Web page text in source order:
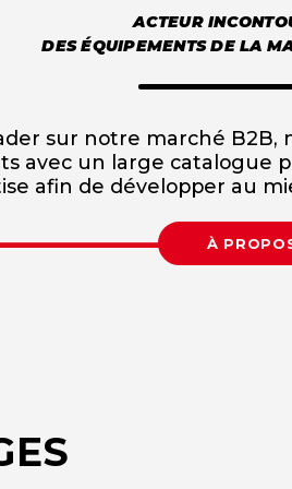
ACTEUR
DES ÉQUIPEMENTS DE LA
sur notre marché B2B,
avec un large catalogue
afin de développer au
À